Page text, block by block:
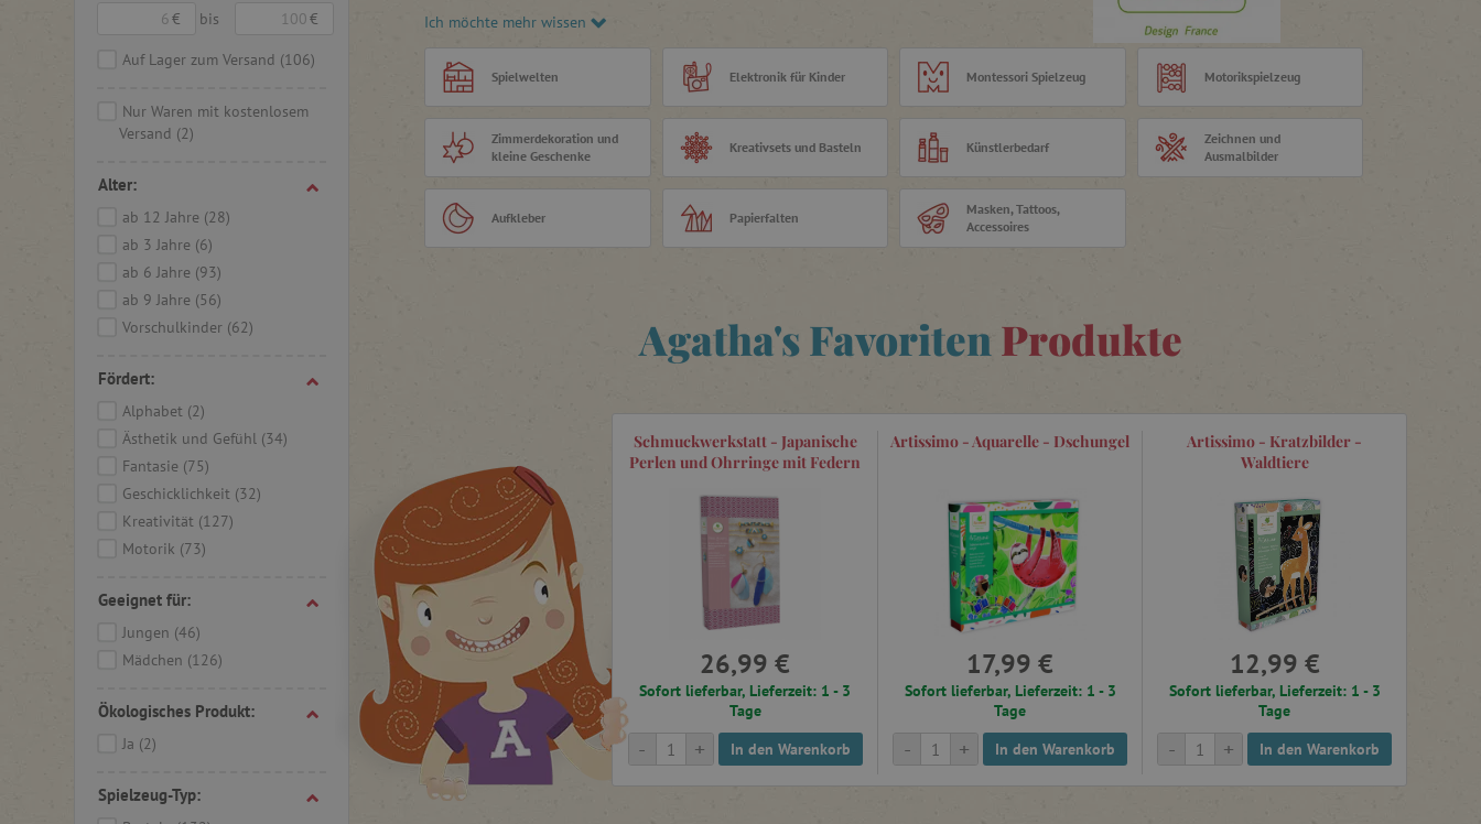
€ bis €
Auf Lager zum Versand (106)
Nur Waren mit kostenlosem
Versand (2)
Alter:
ab 12 Jahre (28)
ab 3 Jahre (6)
ab 6 Jahre (93)
ab 9 Jahre (56)
Vorschulkinder (62)
Fördert:
Alphabet (2)
Ästhetik und Gefühl (34)
Fantasie (75)
Geschicklichkeit (32)
Kreativität (127)
Motorik (73)
Geeignet für:
Jungen (46)
Mädchen (126)
Ökologisches Produkt:
Ja (2)
Spielzeug-Typ:
Kunstwerken.
- Hochwertige Verarbeitung und luxuriöses Design
- Für Kinder und Erwachsene, die gerne kreativ sind
Ich möchte mehr wissen
Spielwelten Elektronik für Kinder Montessori Spielzeug Motorikspielzeug
Zimmerdekoration und
kleine Geschenke
Kreativsets und Basteln Künstlerbedarf
Zeichnen und
Ausmalbilder
Aufkleber Papierfalten
Masken, Tattoos,
Accessoires
Agatha's Favoriten Produkte
Schmuckwerkstatt - Japanische
Perlen und Ohrringe mit Federn
26,99 €
Sofort lieferbar, Lieferzeit: 1 - 3
Tage
+
- In den Warenkorb
Artissimo - Aquarelle - Dschungel
17,99 €
Sofort lieferbar, Lieferzeit: 1 - 3
Tage
+
- In den Warenkorb
Artissimo - Kratzbilder -
Waldtiere
12,99 €
Sofort lieferbar, Lieferzeit: 1 - 3
Tage
+
- In den Warenkorb